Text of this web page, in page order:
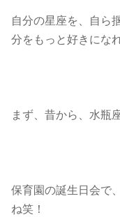
自分の星座を、自ら
分をもっと好きにな
まず、昔から、水瓶
保育園の誕生日会で
ね笑！